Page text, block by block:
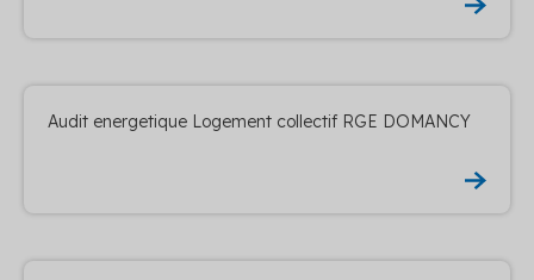
Audit energetique Logement collectif RGE DOMANCY